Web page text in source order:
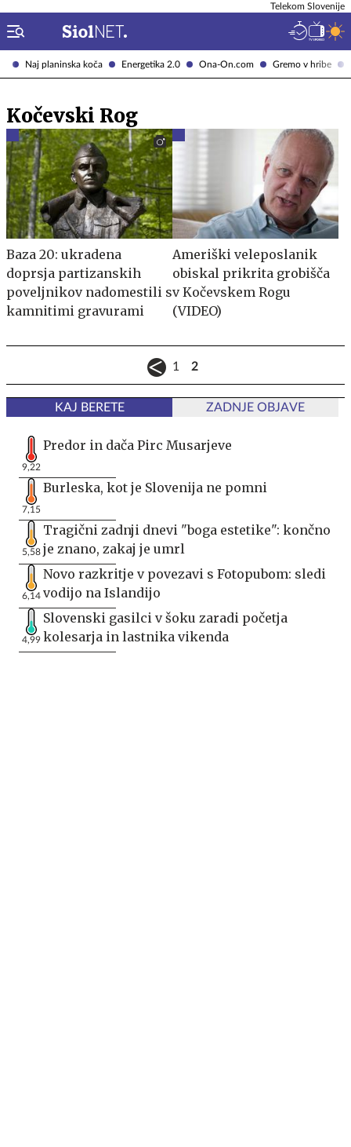
Naj planinska koča Energetika 2.0 Ona-On.com Gremo v hribe
Telekom Slovenije
Kočevski Rog
Baza 20: ukradena
doprsja partizanskih
poveljnikov nadomestili s
kamnitimi gravurami
Ameriški veleposlanik
obiskal prikrita grobišča
v Kočevskem Rogu
(VIDEO)
1 2
KAJ BERETE ZADNJE OBJAVE
9,22
Predor in dača Pirc Musarjeve
7,15
Burleska, kot je Slovenija ne pomni
5,58
Tragični zadnji dnevi "boga estetike": končno
je znano, zakaj je umrl
6,14
Novo razkritje v povezavi s Fotopubom: sledi
vodijo na Islandijo
4,99
Slovenski gasilci v šoku zaradi početja
kolesarja in lastnika vikenda